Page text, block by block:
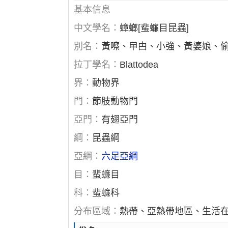
基本信息
中文學名：蟑螂[蜚蠊目昆蟲]
別名： 黃嚓、曱甴、小強、黃婆娘、
拉丁學名： Blattodea
界：動物界
門： 節肢動物門
亞門： 有翅亞門
綱： 昆蟲綱
亞綱： 六足亞綱
目： 蜚蠊目
科： 蜚蠊科
分布區域： 熱帶、亞熱帶地區、生活